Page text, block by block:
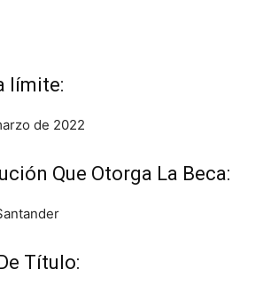
límite:
de 2022
Que Otorga La Beca:
Título: